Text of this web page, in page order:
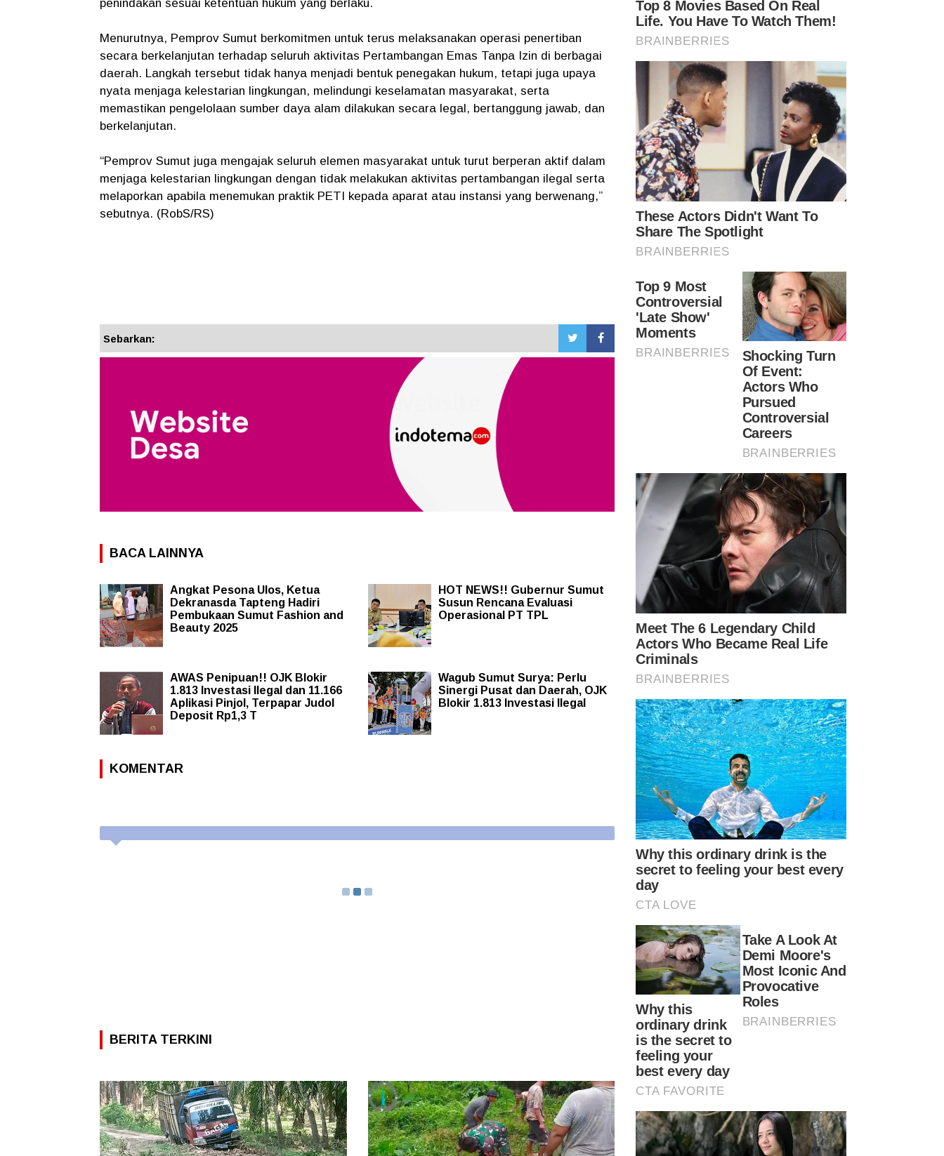
penindakan sesuai ketentuan hukum yang berlaku.
Menurutnya, Pemprov Sumut berkomitmen untuk terus melaksanakan operasi penertiban
secara berkelanjutan terhadap seluruh aktivitas Pertambangan Emas Tanpa Izin di berbagai
daerah. Langkah tersebut tidak hanya menjadi bentuk penegakan hukum, tetapi juga upaya
nyata menjaga kelestarian lingkungan, melindungi keselamatan masyarakat, serta
memastikan pengelolaan sumber daya alam dilakukan secara legal, bertanggung jawab, dan
berkelanjutan.
“Pemprov Sumut juga mengajak seluruh elemen masyarakat untuk turut berperan aktif dalam
menjaga kelestarian lingkungan dengan tidak melakukan aktivitas pertambangan ilegal serta
melaporkan apabila menemukan praktik PETI kepada aparat atau instansi yang berwenang,”
sebutnya. (RobS/RS)
Sebarkan:
BACA LAINNYA
Angkat Pesona Ulos, Ketua
Dekranasda Tapteng Hadiri
Pembukaan Sumut Fashion and
Beauty 2025
HOT NEWS!! Gubernur Sumut
Susun Rencana Evaluasi
Operasional PT TPL
AWAS Penipuan!! OJK Blokir
1.813 Investasi Ilegal dan 11.166
Aplikasi Pinjol, Terpapar Judol
Deposit Rp1,3 T
Wagub Sumut Surya: Perlu
Sinergi Pusat dan Daerah, OJK
Blokir 1.813 Investasi Ilegal
KOMENTAR
BERITA TERKINI